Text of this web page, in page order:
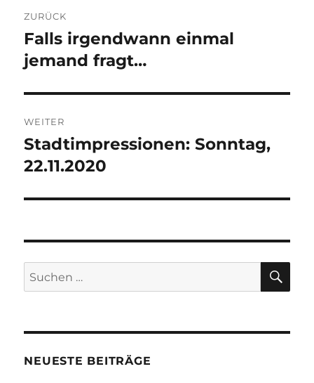
ZURÜCK
Vorheriger
Beitrag:
Falls irgendwann einmal
jemand fragt…
WEITER
Nächster
Beitrag:
Stadtimpressionen: Sonntag,
22.11.2020
Suchen
nach:
NEUESTE BEITRÄGE